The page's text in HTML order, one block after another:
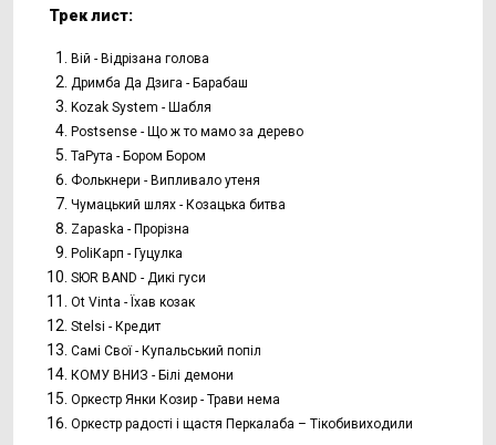
Трек лист:
Вій - Відрізана голова
Дримба Да Дзига - Барабаш
Kozak System - Шабля
Postsense - Що ж то мамо за дерево
ТаРута - Бором Бором
Фолькнери - Випливало утеня
Чумацький шлях - Козацька битва
Zapaska - Прорізна
PoliКарп - Гуцулка
SЮR BAND - Дикі гуси
Ot Vinta - Їхав козак
Stelsi - Кредит
Самі Свої - Купальський попіл
КОМУ ВНИЗ - Білі демони
Оркестр Янки Козир - Трави нема
Оркестр радості і щастя Перкалаба – Тікобивиходили